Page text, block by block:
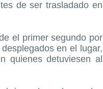
de ser trasladado en
el primer segundo por
en el lugar,
quienes detuviesen al